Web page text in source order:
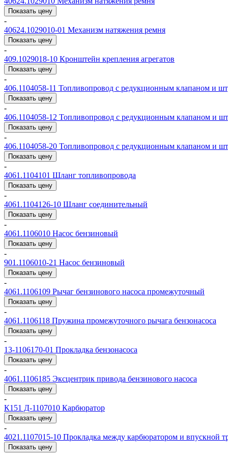
Показать цену
-
40624.1029010-01 Механизм натяжения ремня
Показать цену
-
409.1029018-10 Кронштейн крепления агрегатов
Показать цену
-
406.1104058-11 Топливопровод с редукционным клапаном и
Показать цену
-
406.1104058-12 Топливопровод с редукционным клапаном и
Показать цену
-
406.1104058-20 Топливопровод с редукционным клапаном и
Показать цену
-
4061.1104101 Шланг топливопровода
Показать цену
-
4061.1104126-10 Шланг соединительный
Показать цену
-
4061.1106010 Насос бензиновый
Показать цену
-
901.1106010-21 Насос бензиновый
Показать цену
-
4061.1106109 Рычаг бензинового насоса промежуточный
Показать цену
-
4061.1106118 Пружина промежуточного рычага бензонасоса
Показать цену
-
13-1106170-01 Прокладка бензонасоса
Показать цену
-
4061.1106185 Эксцентрик привода бензинового насоса
Показать цену
-
К151 Д-1107010 Карбюратор
Показать цену
-
4021.1107015-10 Прокладка между карбюратором и впускной
Показать цену